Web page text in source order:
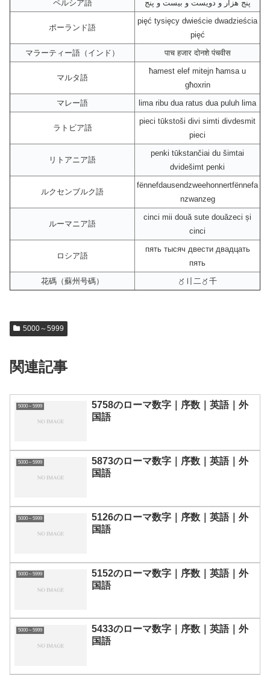
ペルシア語 پنج هزار و دویست و بیست و پنج
ポーランド語
pięć tysięcy dwieście dwadzieścia
pięć
マラーティー語（インド）
पाच हजार दोनशे पंचवीस
マルタ語
ħamest elef mitejn ħamsa u
għoxrin
マレー語
lima ribu dua ratus dua puluh lima
ラトビア語
pieci tūkstoši divi simti divdesmit
pieci
リトアニア語
penki tūkstančiai du šimtai
dvidešimt penki
ルクセンブルク語
fënnefdausendzweehonnertfënnefa
nzwanzeg
ルーマニア語
cinci mii două sute douăzeci și
cinci
ロシア語
пять тысяч двести двадцать
пять
花碼（蘇州号碼）
〥〢二〥千
5000～5999
関連記事
5000～5999
5758のローマ数字｜序数｜英語｜外
国語
5000～5999
5873のローマ数字｜序数｜英語｜外
国語
5000～5999
5126のローマ数字｜序数｜英語｜外
国語
5000～5999
5152のローマ数字｜序数｜英語｜外
国語
5000～5999
5433のローマ数字｜序数｜英語｜外
国語